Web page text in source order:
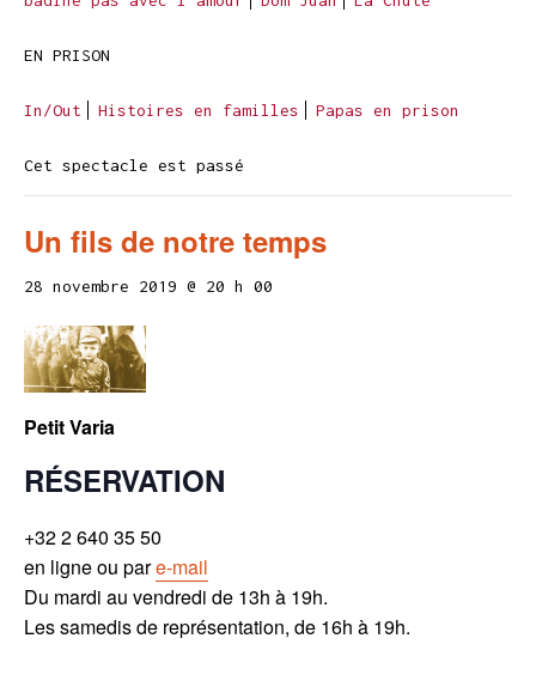
EN PRISON
In/Out Histoires en familles Papas en prison
Cet spectacle est passé
Un fils de notre temps
28 novembre 2019 @ 20 h 00
Petit Varia
RÉSERVATION
+32 2 640 35 50
en ligne ou pare-mail
Du mardi au vendredi de 13h à 19h.
Les samedis de représentation, de 16h à 19h.